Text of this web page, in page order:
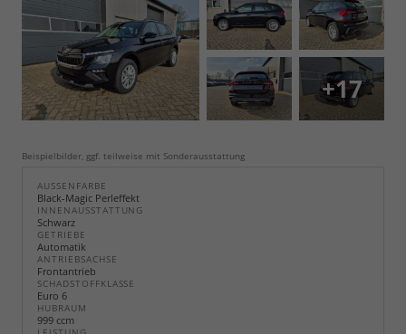
+17
Beispielbilder, ggf. teilweise mit Sonderausstattung
AUSSENFARBE
Black-Magic Perleffekt
INNENAUSSTATTUNG
Schwarz
GETRIEBE
Automatik
ANTRIEBSACHSE
Frontantrieb
SCHADSTOFFKLASSE
Euro 6
HUBRAUM
999 ccm